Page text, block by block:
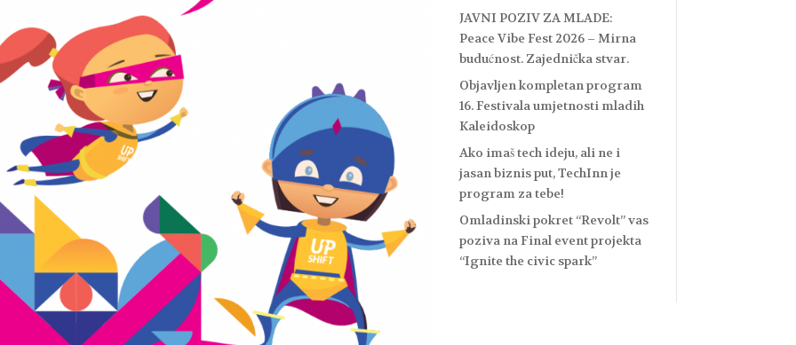
JAVNI POZIV ZA MLADE:
Peace Vibe Fest 2026 – Mirna
budućnost. Zajednička stvar.
Objavljen kompletan program
16. Festivala umjetnosti mladih
Kaleidoskop
Ako imaš tech ideju, ali ne i
jasan biznis put, TechInn je
program za tebe!
Omladinski pokret “Revolt” vas
poziva na Final event projekta
“Ignite the civic spark”